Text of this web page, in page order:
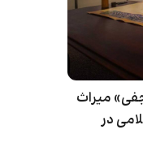
میراث
در